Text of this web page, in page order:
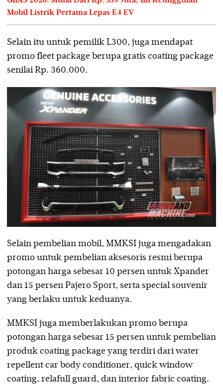
Mobil Listrik Pertama Lepas E4 EV
Selain itu untuk pemilik L300, juga mendapat
promo fleet package berupa gratis coating package
senilai Rp. 360.000.
Selain pembelian mobil, MMKSI juga mengadakan
promo untuk pembelian aksesoris resmi berupa
potongan harga sebesar 10 persen untuk Xpander
dan 15 persen Pajero Sport, serta special souvenir
yang berlaku untuk keduanya.
MMKSI juga memberlakukan promo berupa
potongan harga sebesar 15 persen untuk pembelian
produk coating package yang terdiri dari water
repellent car body conditioner, quick window
coating, relafull guard, dan interior fabric coating.